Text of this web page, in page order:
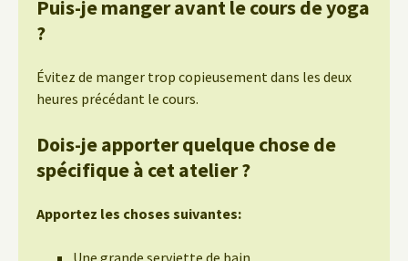
Puis-je manger avant le cours de yoga
?
Évitez de manger trop copieusement dans les deux
heures précédant le cours.
Dois-je apporter quelque chose de
spécifique à cet atelier ?
Apportez les choses suivantes:
Une grande serviette de bain